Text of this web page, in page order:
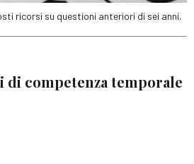
ricorsi su questioni anteriori di sei anni.
di competenza temporale